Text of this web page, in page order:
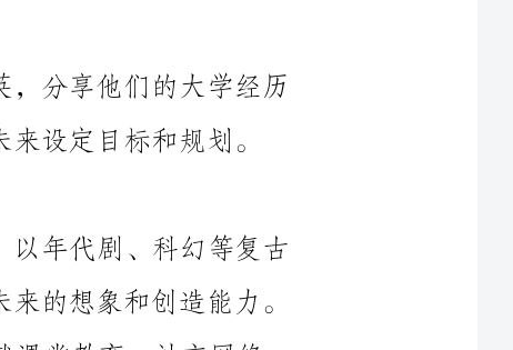
3.导师指导论坛：请校内或外的知名学者、企业家等专业人
士担任导师，为同学们提供就业指导、职业规划等方面的咨询和
b)辩论赛：同学们分成两个团队，就课堂教育、社交网络、